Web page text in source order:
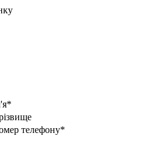
телефону*